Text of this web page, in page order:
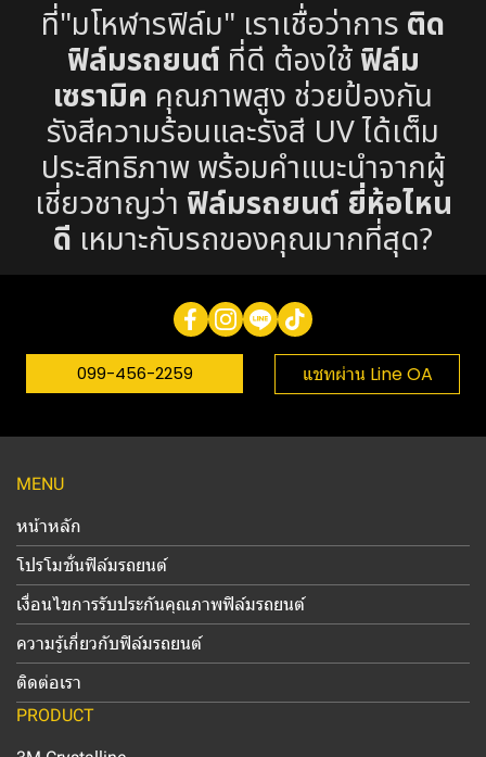
ที่"มโหฬารฟิล์ม" เราเชื่อว่าการ ติด
ฟิล์มรถยนต์ ที่ดี ต้องใช้ฟิล์ม
เซรามิค คุณภาพสูง ช่วยป้องกัน
รังสีความร้อนและรังสี UV ได้เต็ม
ประสิทธิภาพ พร้อมคำแนะนำจากผู้
เชี่ยวชาญว่า ฟิล์มรถยนต์ ยี่ห้อไหน
ดี เหมาะกับรถของคุณมากที่สุด?
099-456-2259 แชทผ่าน Line OA
MENU
หน้าหลัก
โปรโมชั่นฟิล์มรถยนต์
เงื่อนไขการรับประกันคุณภาพฟิล์มรถยนต์
ความรู้เกี่ยวกับฟิล์มรถยนต์
ติดต่อเรา
PRODUCT